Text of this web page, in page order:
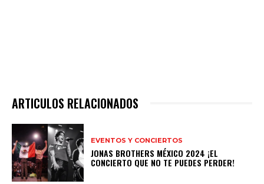
ARTICULOS RELACIONADOS
EVENTOS Y CONCIERTOS
JONAS BROTHERS MÉXICO 2024 ¡EL
CONCIERTO QUE NO TE PUEDES PERDER!